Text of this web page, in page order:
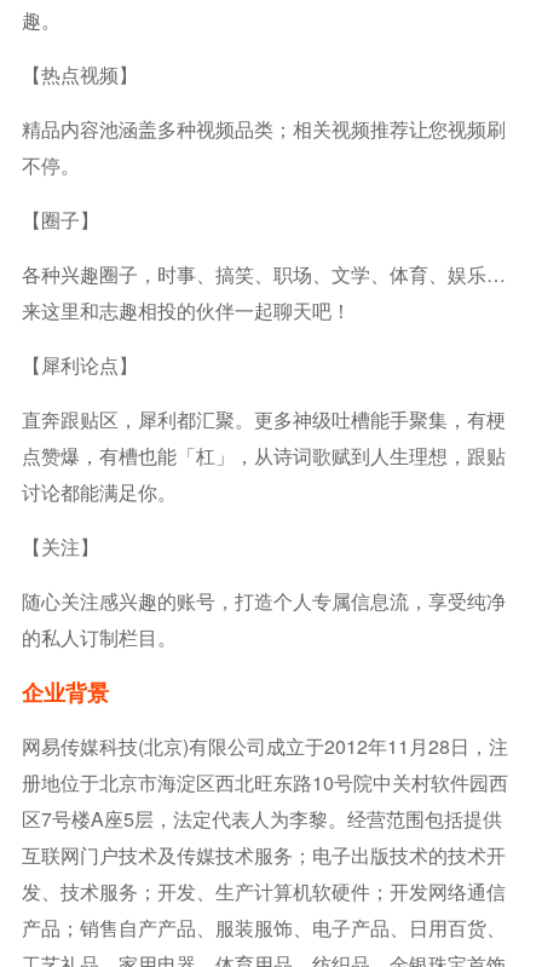
趣。
【热点视频】
精品内容池涵盖多种视频品类；相关视频推荐让您视频刷
不停。
【圈子】
各种兴趣圈子，时事、搞笑、职场、文学、体育、娱乐…
来这里和志趣相投的伙伴一起聊天吧！
【犀利论点】
直奔跟贴区，犀利都汇聚。更多神级吐槽能手聚集，有梗
点赞爆，有槽也能「杠」，从诗词歌赋到人生理想，跟贴
讨论都能满足你。
【关注】
随心关注感兴趣的账号，打造个人专属信息流，享受纯净
的私人订制栏目。
企业背景
网易传媒科技(北京)有限公司成立于2012年11月28日，注
册地位于北京市海淀区西北旺东路10号院中关村软件园西
区7号楼A座5层，法定代表人为李黎。经营范围包括提供
互联网门户技术及传媒技术服务；电子出版技术的技术开
发、技术服务；开发、生产计算机软硬件；开发网络通信
产品；销售自产产品、服装服饰、电子产品、日用百货、